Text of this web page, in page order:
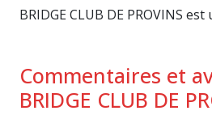
BRIDGE CLUB DE PROVINS
Commentaires et
BRIDGE CLUB DE